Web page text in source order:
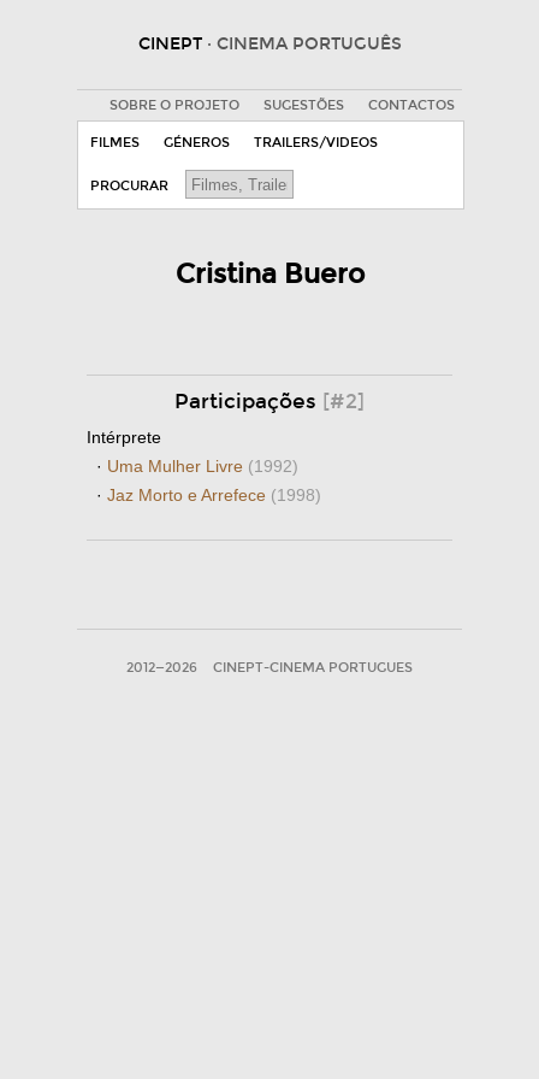
CINEPT · CINEMA PORTUGUÊS
SOBRE O PROJETO SUGESTÕES CONTACTOS
FILMES GÉNEROS TRAILERS/VIDEOS
PROCURAR
Cristina Buero
Participações [#2]
Intérprete
· Uma Mulher Livre (1992)
· Jaz Morto e Arrefece (1998)
2012—2026 CINEPT-CINEMA PORTUGUES